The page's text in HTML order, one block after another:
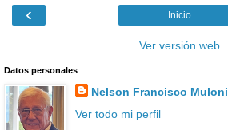
‹ Inicio
Ver versión web
Datos personales
Nelson Francisco Muloni
Ver todo mi perfil